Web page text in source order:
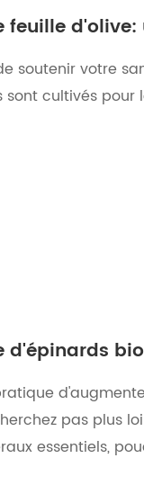
feuille
soutenir votre
sont cultivés
d'épinards
pas plus
essentiels,